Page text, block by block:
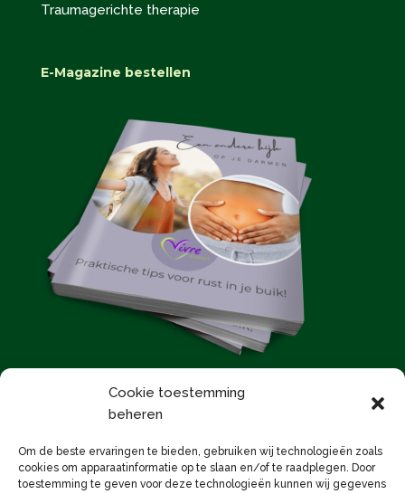
Cookie toestemming
beheren
Om de beste ervaringen te bieden, gebruiken wij technologieën zoals
cookies om apparaatinformatie op te slaan en/of te raadplegen. Door
toestemming te geven voor deze technologieën kunnen wij gegevens
Traumagerichte therapie
E-Magazine bestellen
E-Magazine bestellen